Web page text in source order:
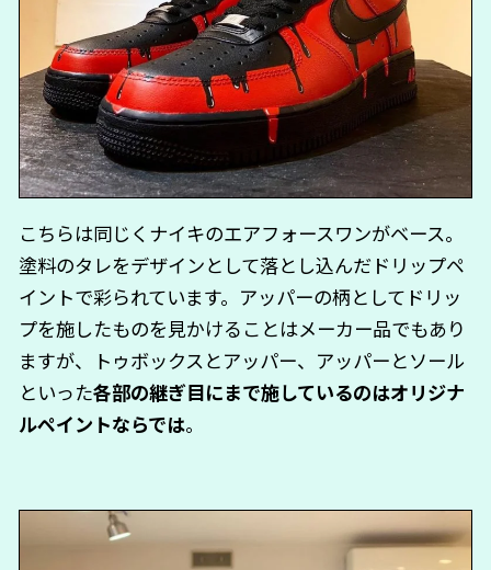
こちらは同じくナイキのエアフォースワンがベース。
塗料のタレをデザインとして落とし込んだドリップペ
イントで彩られています。アッパーの柄としてドリッ
プを施したものを見かけることはメーカー品でもあり
ますが、トゥボックスとアッパー、アッパーとソール
といった各部の継ぎ目にまで施しているのはオリジナ
ルペイントならでは。